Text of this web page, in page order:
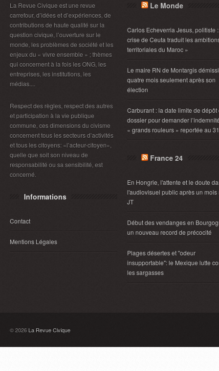
La Revue Civique est une revue
carrefour, d’idées et d’expériences, de
contributions de haute qualité sur la
question civique, l’ouverture sur le
monde, les problèmes de société et les
enjeux du « vivre ensemble » ; thèmes
qui concernent à la fois les ONG, les
entreprises, les institutions, les
médias....
Respect des règles, respect des autres
et participation à la vie publique
commune, ces dimensions du civisme
concernent tous les secteurs d’activités
et tous les citoyens: «l’acteur-citoyen»,
quelle que soit son niveau de
responsabilité ou sa sensibilité, est
concerné.
Informations
Contact
Mentions Légales
Le Monde
Carlos Echeverria Jesus, politiste
crise de Ceuta traduit les
territoriales du Maroc »
Le maire RN de Montargis
quatre mois seulement après son
élection
Carburant : la date limite de dépôt
dossier pour demander
« grands rouleurs » reportée au
France 24
En Hongrie, l'attente et le doute
l'audiovisuel public après un mois
JT
Début des vendanges en
un nouveau record de précocité
Plages désertes et "odeur
insupportable": le Mexique lutte
les sargasses
© 2026 La Revue Civique